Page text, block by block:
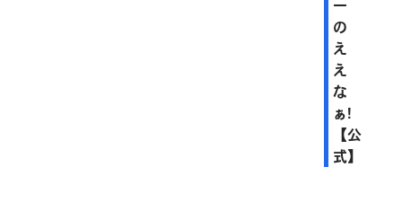
一
の
え
え
な
ぁ!
【公
式】